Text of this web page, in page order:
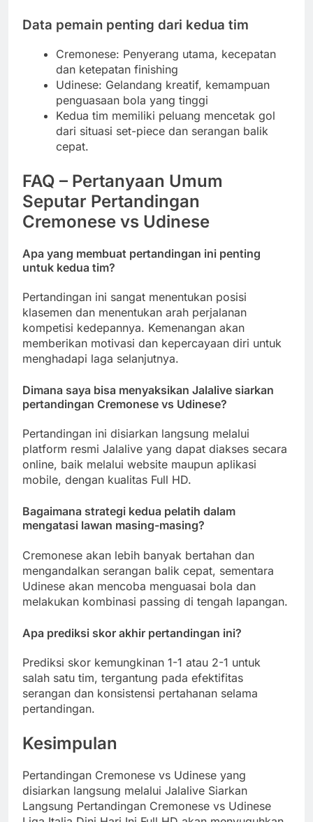
Data pemain penting dari kedua tim
Cremonese: Penyerang utama, kecepatan
dan ketepatan finishing
Udinese: Gelandang kreatif, kemampuan
penguasaan bola yang tinggi
Kedua tim memiliki peluang mencetak gol
dari situasi set-piece dan serangan balik
cepat.
FAQ – Pertanyaan Umum
Seputar Pertandingan
Cremonese vs Udinese
Apa yang membuat pertandingan ini penting
untuk kedua tim?
Pertandingan ini sangat menentukan posisi
klasemen dan menentukan arah perjalanan
kompetisi kedepannya. Kemenangan akan
memberikan motivasi dan kepercayaan diri untuk
menghadapi laga selanjutnya.
Dimana saya bisa menyaksikan Jalalive siarkan
pertandingan Cremonese vs Udinese?
Pertandingan ini disiarkan langsung melalui
platform resmi Jalalive yang dapat diakses secara
online, baik melalui website maupun aplikasi
mobile, dengan kualitas Full HD.
Bagaimana strategi kedua pelatih dalam
mengatasi lawan masing-masing?
Cremonese akan lebih banyak bertahan dan
mengandalkan serangan balik cepat, sementara
Udinese akan mencoba menguasai bola dan
melakukan kombinasi passing di tengah lapangan.
Apa prediksi skor akhir pertandingan ini?
Prediksi skor kemungkinan 1-1 atau 2-1 untuk
salah satu tim, tergantung pada efektifitas
serangan dan konsistensi pertahanan selama
pertandingan.
Kesimpulan
Pertandingan Cremonese vs Udinese yang
disiarkan langsung melalui Jalalive Siarkan
Langsung Pertandingan Cremonese vs Udinese